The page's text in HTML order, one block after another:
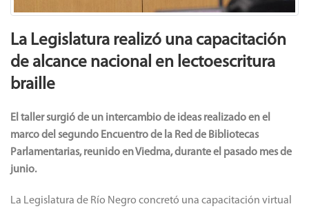
La Legislatura realizó una capacitación
de alcance nacional en lectoescritura
braille
El taller surgió de un intercambio de ideas realizado en el
marco del segundo Encuentro de la Red de Bibliotecas
Parlamentarias, reunido en Viedma, durante el pasado mes de
junio.
La Legislatura de Río Negro concretó una capacitación virtual